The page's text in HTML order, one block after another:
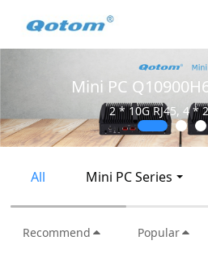
PC Q10900H6 S13 Series
2 * 10G RJ45, 4 * 2.5G RJ45
All Mini PC Series
Recommend Popular